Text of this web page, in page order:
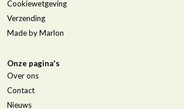
Cookiewetgeving
Verzending
Made by Marlon
Onze pagina's
Over ons
Contact
Nieuws